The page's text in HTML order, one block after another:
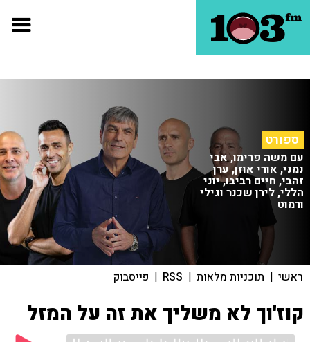
ספורט
עם משה פרימו, אבי
נמני, אורי אוזן, ערן
זהבי, חיים רביבו, יוני
הללי, לירן שכנר וגילי
ורמוט
ראשי | תוכניות מלאות |
RSS
| פייסבוק
קוז'וך לא משליך את זה על המזל